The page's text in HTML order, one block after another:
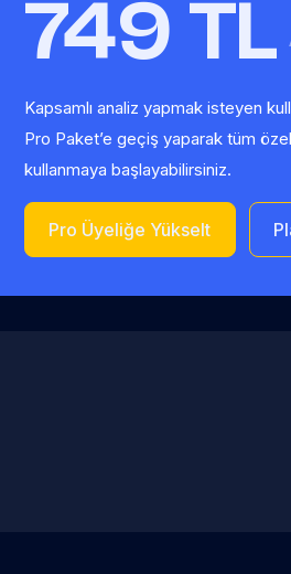
749 TL
Kapsamlı analiz yapmak isteyen
Pro Paket’e geçiş yaparak tüm
kullanmaya başlayabilirsiniz.
Pro Üyeliğe Yükselt